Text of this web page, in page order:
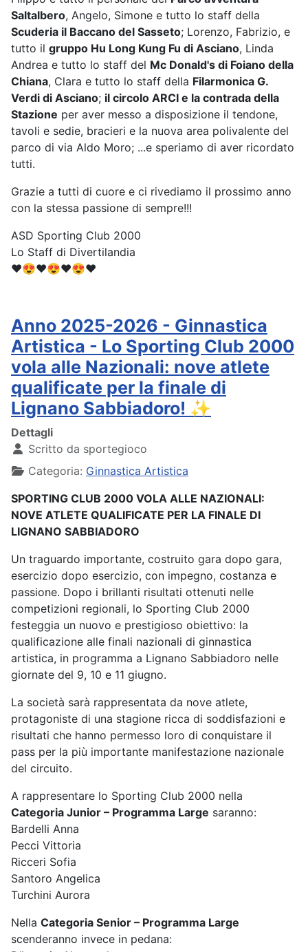
Saltalbero, Angelo, Simone e tutto lo staff della
Scuderia il Baccano del Sasseto; Lorenzo, Fabrizio, e
tutto il gruppo Hu Long Kung Fu di Asciano, Linda
Andrea e tutto lo staff del Mc Donald's di Foiano della
Chiana, Clara e tutto lo staff della Filarmonica G.
Verdi di Asciano; il circolo ARCI e la contrada della
Stazione per aver messo a disposizione il tendone,
tavoli e sedie, bracieri e la nuova area polivalente del
parco di via Aldo Moro; ...e speriamo di aver ricordato
tutti.
Grazie a tutti di cuore e ci rivediamo il prossimo anno
con la stessa passione di sempre!!!
ASD Sporting Club 2000
Lo Staff di Divertilandia
❤️😍❤️😍❤️😍❤️
Anno 2025-2026 - Ginnastica
Artistica - Lo Sporting Club 2000
vola alle Nazionali: nove atlete
qualificate per la finale di
Lignano Sabbiadoro! ✨
Dettagli
Scritto da sportegioco
Categoria: Ginnastica Artistica
SPORTING CLUB 2000 VOLA ALLE NAZIONALI:
NOVE ATLETE QUALIFICATE PER LA FINALE DI
LIGNANO SABBIADORO
Un traguardo importante, costruito gara dopo gara,
esercizio dopo esercizio, con impegno, costanza e
passione. Dopo i brillanti risultati ottenuti nelle
competizioni regionali, lo Sporting Club 2000
festeggia un nuovo e prestigioso obiettivo: la
qualificazione alle finali nazionali di ginnastica
artistica, in programma a Lignano Sabbiadoro nelle
giornate del 9, 10 e 11 giugno.
La società sarà rappresentata da nove atlete,
protagoniste di una stagione ricca di soddisfazioni e
risultati che hanno permesso loro di conquistare il
pass per la più importante manifestazione nazionale
del circuito.
A rappresentare lo Sporting Club 2000 nella
Categoria Junior – Programma Large saranno:
Bardelli Anna
Pecci Vittoria
Ricceri Sofia
Santoro Angelica
Turchini Aurora
Nella Categoria Senior – Programma Large
scenderanno invece in pedana: